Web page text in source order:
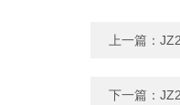
上一篇：
下一篇：